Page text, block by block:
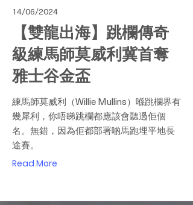
14/06/2024
【雙龍出海】跳欄傳奇
級練馬師莫威利冀首奪
雅士谷金盃
練馬師莫威利（Willie Mullins）喺跳欄界有
幾犀利，你唔睇跳欄都應該會聽過佢個
名。無錯，因為佢都部署啲馬跑埋平地長
途賽。
Read More